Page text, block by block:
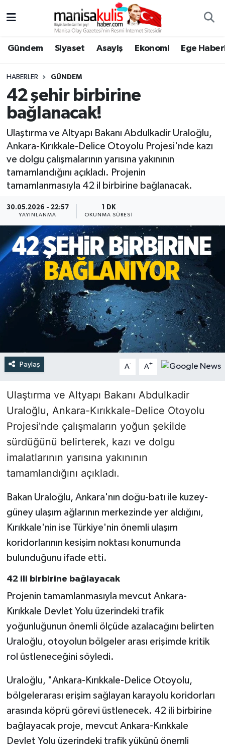
Gündem Siyaset Asayiş Ekonomi Ege
HABERLER GÜNDEM
42 şehir birbirine
bağlanacak!
Ulaştırma ve Altyapı Bakanı Abdulkadir Uraloğlu,
Ankara-Kırıkkale-Delice Otoyolu Projesi'nde kazı
ve dolgu çalışmalarının yarısına yakınının
tamamlandığını açıkladı. Projenin
tamamlanmasıyla 42 il birbirine bağlanacak.
30.05.2026 - 22:57
YAYINLANMA
1 DK
OKUNMA SÜRESI
Paylaş A- A+
Ulaştırma ve Altyapı Bakanı Abdulkadir
Uraloğlu, Ankara-Kırıkkale-Delice Otoyolu
Projesi'nde çalışmaların yoğun şekilde
sürdüğünü belirterek, kazı ve dolgu
imalatlarının yarısına yakınının
tamamlandığını açıkladı.
Bakan Uraloğlu, Ankara'nın doğu-batı ile kuzey-
güney ulaşım ağlarının merkezinde yer aldığını,
Kırıkkale'nin ise Türkiye'nin önemli ulaşım
koridorlarının kesişim noktası konumunda
bulunduğunu ifade etti.
42 ili birbirine bağlayacak
Projenin tamamlanmasıyla mevcut Ankara-
Kırıkkale Devlet Yolu üzerindeki trafik
yoğunluğunun önemli ölçüde azalacağını belirten
Uraloğlu, otoyolun bölgeler arası erişimde kritik
rol üstleneceğini söyledi.
Uraloğlu, "Ankara-Kırıkkale-Delice Otoyolu,
bölgelerarası erişim sağlayan karayolu koridorları
arasında köprü görevi üstlenecek. 42 ili birbirine
bağlayacak proje, mevcut Ankara-Kırıkkale
Devlet Yolu üzerindeki trafik yükünü önemli
Ege Haberleri
Ekonomi
Genel
Gündem
Resmi İlan
Spor
Türkiye
Yaşam
Yunusemre Hava Durumu
Yunusemre Trafik Yoğunluk Haritası
Süper Lig Puan Durumu ve Fikstür
Tüm Manşetler
Son Dakika Haberleri
Haber Arşivi